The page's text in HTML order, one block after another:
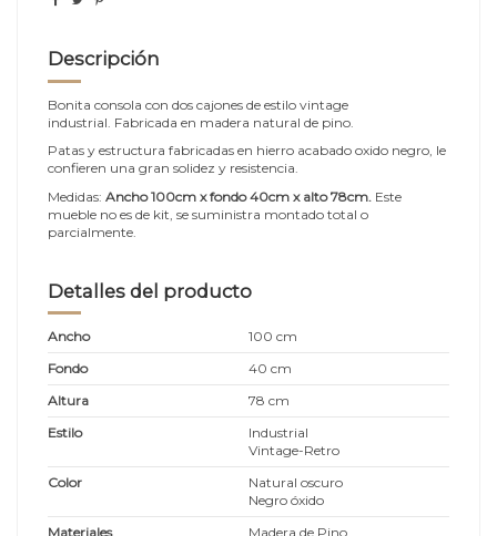
Descripción
Bonita consola con dos cajones de estilo vintage
industrial. Fabricada en madera natural de pino.
Patas y estructura fabricadas en hierro acabado oxido negro, le
confieren una gran solidez y resistencia.
Medidas: Ancho 100cm x fondo 40cm x alto 78cm. Este
mueble no es de kit, se suministra montado total o
parcialmente.
Detalles del producto
Ancho
100 cm
Fondo
40 cm
Altura
78 cm
Estilo
Industrial
Vintage-Retro
Color
Natural oscuro
Negro óxido
Materiales
Madera de Pino